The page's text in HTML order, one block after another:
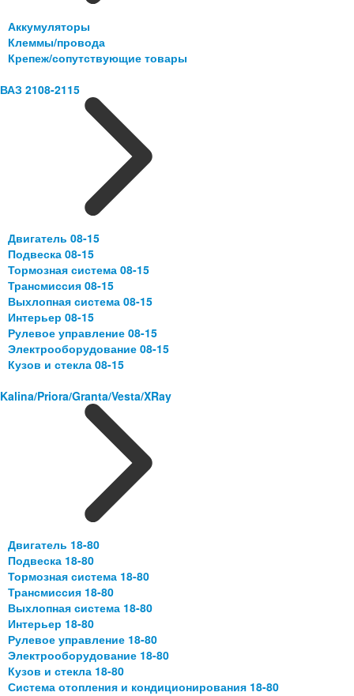
Аккумуляторы
Клеммы/провода
Крепеж/сопутствующие товары
ВАЗ 2108-2115
Двигатель 08-15
Подвеска 08-15
Тормозная система 08-15
Трансмиссия 08-15
Выхлопная система 08-15
Интерьер 08-15
Рулевое управление 08-15
Электрооборудование 08-15
Кузов и стекла 08-15
Kalina/Priora/Granta/Vesta/XRay
Двигатель 18-80
Подвеска 18-80
Тормозная система 18-80
Трансмиссия 18-80
Выхлопная система 18-80
Интерьер 18-80
Рулевое управление 18-80
Электрооборудование 18-80
Кузов и стекла 18-80
Система отопления и кондиционирования 18-80